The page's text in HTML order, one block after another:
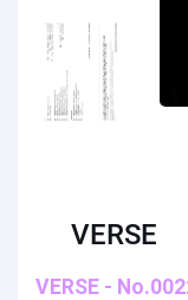
VERSE
VERSE -